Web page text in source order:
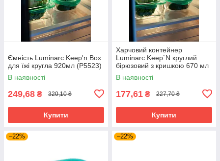
Ємність Luminarc Keep'n Box
для їжі кругла 920мл (P5523)
В наявності
249,68 ₴ 320,10 ₴
Купити
Харчовий контейнер
Luminarc Keep`N круглий
бірюзовий з кришкою 670 мл
(P5524)
В наявності
177,61 ₴ 227,70 ₴
Купити
–22% –22%